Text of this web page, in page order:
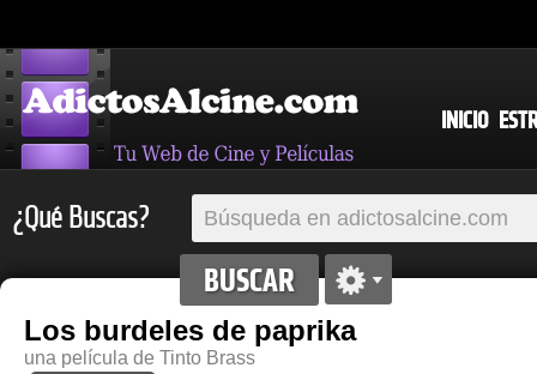
INICIO
¿Qué Buscas?
Los burdeles de paprika
una película de Tinto Brass